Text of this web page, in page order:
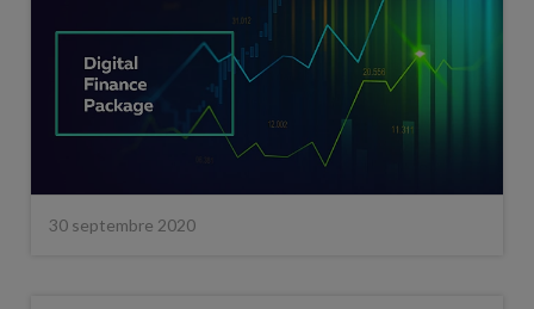
30 septembre 2020